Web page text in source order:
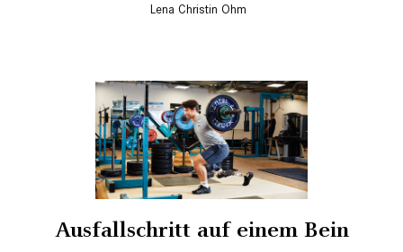
Lena Christin Ohm
Ausfallschritt auf einem Bein